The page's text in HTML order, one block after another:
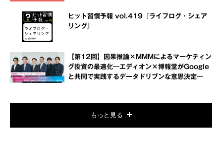
ヒット習慣予報 vol.419『ライフログ・シェア
リング』
【第12回】因果推論×MMMによるマーケティン
グ投資の最適化―エディオン×博報堂がGoogle
と共同で実践するデータドリブンな意思決定―
もっと見る